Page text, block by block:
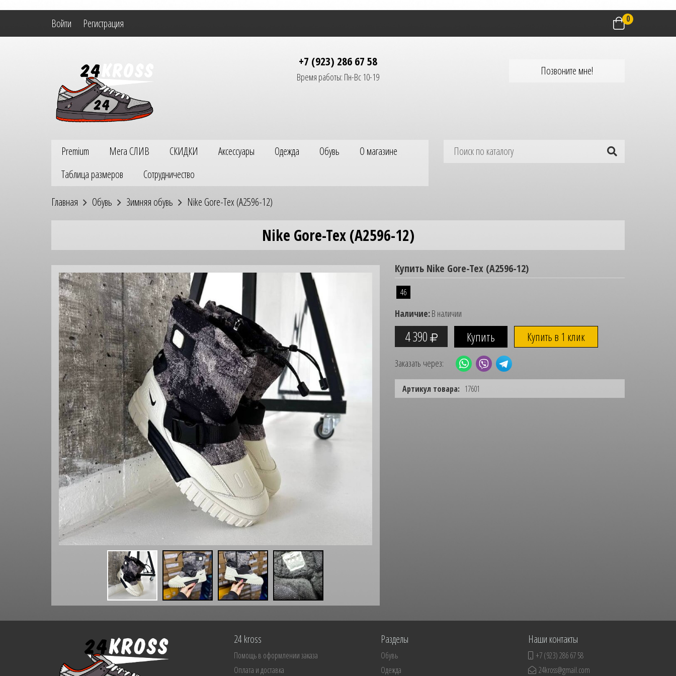
Войти Регистрация 0
+7 (923) 286 67 58
Время работы: Пн-Вс 10-19 Позвоните мне!
Premium Мега СЛИВ СКИДКИ Аксессуары Одежда Обувь
О магазине
Таблица размеров
Сотрудничество
Главная Обувь Зимняя обувь Nike Gore-Tex (A2596-12)
Nike Gore-Tex (A2596-12)
Купить Nike Gore-Tex (A2596-12)
46
Наличие:В наличии
4 390 Купить в 1 клик
Заказать через:
Артикул товара: 17601
24 kross
Помощь в оформлении заказа
Оплата и доставка
Разделы
Обувь
Одежда
Наши контакты
+7 (923) 286 67 58
24kross@gmail.com